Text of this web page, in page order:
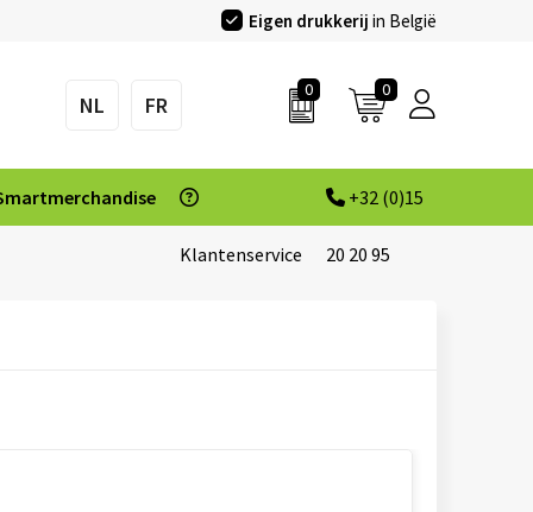
Eigen drukkerij in België
NL FR
0 0
Klantenservice
+32 (0)15
20 20 95